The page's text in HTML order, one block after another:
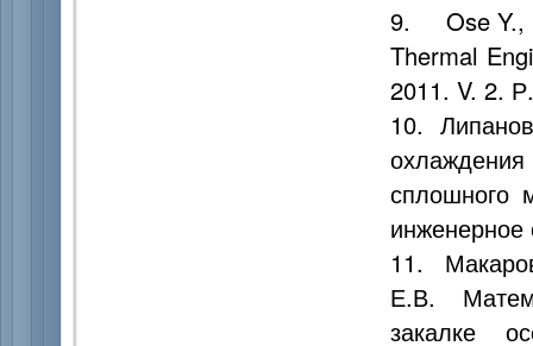
9. Ose Y.,
Thermal
2011. V. 2.
10.
сплошного
11.
Е.В.
закалке